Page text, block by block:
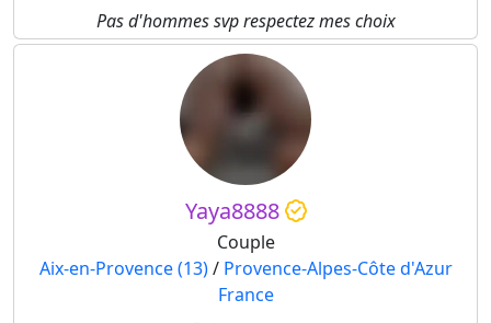
Pas d'hommes svp respectez mes choix
Yaya8888
Couple
Aix-en-Provence (13)/ Provence-Alpes-Côte d'Azur
France